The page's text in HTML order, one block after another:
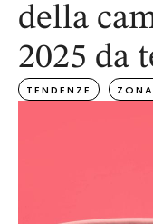
della
2025 da
TENDENZE